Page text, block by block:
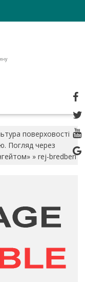
поверховості
Погляд через
» rej-bredberi